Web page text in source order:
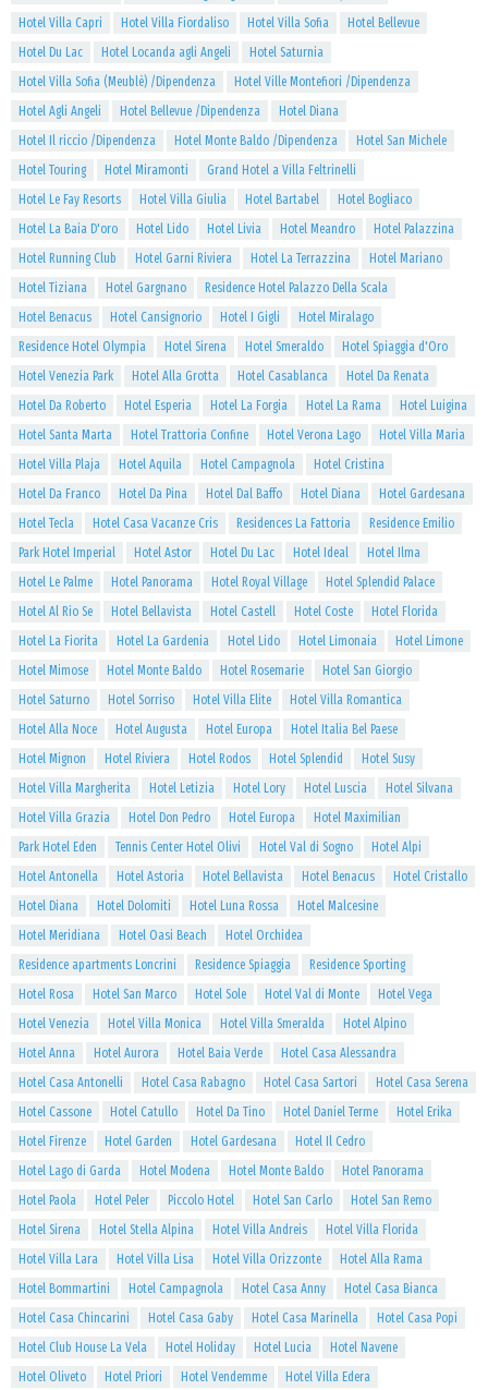
Hotel Villa Capri
Hotel Villa Fiordaliso Hotel Villa Sofia
Hotel Bellevue
Hotel Du Lac
Hotel Locanda agli Angeli
Hotel Saturnia
Hotel Villa Sofia (Meublè) /Dipendenza
Hotel Ville Montefiori /Dipendenza
Hotel Agli Angeli
Hotel Bellevue /Dipendenza
Hotel Diana
Hotel Il riccio /Dipendenza
Hotel Monte Baldo /Dipendenza
Hotel San Michele
Hotel Touring
Hotel Miramonti
Grand Hotel a Villa Feltrinelli
Hotel Le Fay Resorts
Hotel Villa Giulia Hotel Bartabel
Hotel Bogliaco
Hotel La Baia D'oro
Hotel Lido Hotel Livia Hotel Meandro
Hotel Palazzina
Hotel Running Club
Hotel Garni Riviera Hotel La Terrazzina
Hotel Mariano
Hotel Tiziana
Hotel Gargnano
Residence Hotel Palazzo Della Scala
Hotel Benacus
Hotel Cansignorio Hotel I Gigli
Hotel Miralago
Residence Hotel Olympia
Hotel Sirena Hotel Smeraldo
Hotel Spiaggia d'Oro
Hotel Venezia Park
Hotel Alla Grotta Hotel Casablanca
Hotel Da Renata
Hotel Da Roberto
Hotel Esperia Hotel La Forgia Hotel La Rama
Hotel Luigina
Hotel Santa Marta
Hotel Trattoria Confine Hotel Verona Lago
Hotel Villa Maria
Hotel Villa Plaja
Hotel Aquila Hotel Campagnola
Hotel Cristina
Hotel Da Franco
Hotel Da Pina Hotel Dal Baffo Hotel Diana
Hotel Gardesana
Hotel Tecla
Hotel Casa Vacanze Cris Residences La Fattoria
Residence Emilio
Park Hotel Imperial
Hotel Astor Hotel Du Lac Hotel Ideal
Hotel Ilma
Hotel Le Palme
Hotel Panorama Hotel Royal Village
Hotel Splendid Palace
Hotel Al Rio Se
Hotel Bellavista Hotel Castell Hotel Coste
Hotel Florida
Hotel La Fiorita
Hotel La Gardenia Hotel Lido Hotel Limonaia
Hotel Limone
Hotel Mimose
Hotel Monte Baldo Hotel Rosemarie
Hotel San Giorgio
Hotel Saturno
Hotel Sorriso Hotel Villa Elite
Hotel Villa Romantica
Hotel Alla Noce
Hotel Augusta Hotel Europa
Hotel Italia Bel Paese
Hotel Mignon
Hotel Riviera Hotel Rodos Hotel Splendid
Hotel Susy
Hotel Villa Margherita
Hotel Letizia Hotel Lory Hotel Luscia
Hotel Silvana
Hotel Villa Grazia
Hotel Don Pedro Hotel Europa
Hotel Maximilian
Park Hotel Eden
Tennis Center Hotel Olivi Hotel Val di Sogno
Hotel Alpi
Hotel Antonella
Hotel Astoria Hotel Bellavista Hotel Benacus
Hotel Cristallo
Hotel Diana
Hotel Dolomiti Hotel Luna Rossa
Hotel Malcesine
Hotel Meridiana
Hotel Oasi Beach
Hotel Orchidea
Residence apartments Loncrini
Residence Spiaggia
Residence Sporting
Hotel Rosa
Hotel San Marco Hotel Sole Hotel Val di Monte
Hotel Vega
Hotel Venezia
Hotel Villa Monica Hotel Villa Smeralda
Hotel Alpino
Hotel Anna
Hotel Aurora Hotel Baia Verde
Hotel Casa Alessandra
Hotel Casa Antonelli
Hotel Casa Rabagno Hotel Casa Sartori
Hotel Casa Serena
Hotel Cassone
Hotel Catullo Hotel Da Tino Hotel Daniel Terme
Hotel Erika
Hotel Firenze
Hotel Garden Hotel Gardesana
Hotel Il Cedro
Hotel Lago di Garda
Hotel Modena Hotel Monte Baldo
Hotel Panorama
Hotel Paola
Hotel Peler Piccolo Hotel Hotel San Carlo
Hotel San Remo
Hotel Sirena
Hotel Stella Alpina Hotel Villa Andreis
Hotel Villa Florida
Hotel Villa Lara
Hotel Villa Lisa Hotel Villa Orizzonte
Hotel Alla Rama
Hotel Bommartini
Hotel Campagnola Hotel Casa Anny
Hotel Casa Bianca
Hotel Casa Chincarini
Hotel Casa Gaby Hotel Casa Marinella
Hotel Casa Popi
Hotel Club House La Vela
Hotel Holiday Hotel Lucia
Hotel Navene
Hotel Oliveto
Hotel Priori Hotel Vendemme
Hotel Villa Edera